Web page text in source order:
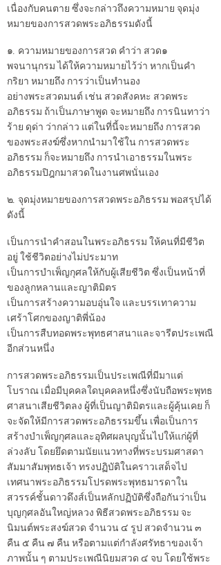
เนื่องกับคนตาย ซึ่งจะกล่าวถึงความหมาย จุดมุ่ง
หมายของการสวดพระอภิธรรมดังนี้
๑. ความหมายของการสวด คำว่า สวด๑
พจนานุกรม ได้ให้ความหมายไว้ว่า หากเป็นคำ
กริยา หมายถึง การว่าเป็นทำนอง
อย่างพระสวดมนต์ เช่น สวดสังคหะ สวดพระ
อภิธรรม ถ้าเป็นภาษาพูด จะหมายถึง การนินทาว่า
ร้าย ดุด่า ว่ากล่าว แต่ในที่นี้จะหมายถึง การสวด
ของพระสงฆ์ซึ่งหากนำมาใช้ใน การสวดพระ
อภิธรรม ก็จะหมายถึง การนำเอาธรรมในพระ
อภิธรรมปิฎกมาสวดในงานศพนั่นเอง
๒. จุดมุ่งหมายของการสวดพระอภิธรรม พอสรุปได้
ดังนี้
เป็นการนำคำสอนในพระอภิธรรม ให้คนที่มีชีวิต
อยู่ ใช้ชีวิตอย่างไม่ประมาท
เป็นการบำเพ็ญกุศลให้กับผู้เสียชีวิต ซึ่งเป็นหน้าที่
ของลูกหลานและญาติมิตร
เป็นการสร้างความอบอุ่นใจ และบรรเทาความ
เศร้าโศกของญาติพี่น้อง
เป็นการสืบทอดพระพุทธศาสนาและจารีตประเพณี
อีกส่วนหนึ่ง
การสวดพระอภิธรรมเป็นประเพณีที่มีมาแต่
โบราณ เมื่อมีบุคคลใดบุคคลหนึ่งซึ่งนับถือพระพุทธ
ศาสนาเสียชีวิตลง ผู้ที่เป็นญาติมิตรและผู้คุ้นเคย ก็
จะจัดให้มีการสวดพระอภิธรรมขึ้น เพื่อเป็นการ
สร้างบำเพ็ญกุศลและอุทิศผลบุญนั้นไปให้แก่ผู้ที่
ล่วงลับ โดยยึดตามนัยแนวทางที่พระบรมศาสดา
สัมมาสัมพุทธเจ้า ทรงปฏิบัติในคราวเสด็จไป
เทศนาพระอภิธรรมโปรดพระพุทธมารดาใน
สวรรค์ชั้นดาวดึงส์เป็นหลักปฏิบัติซึ่งถือกันว่าเป็น
บุญกุศลอันใหญ่หลวง พิธีสวดพระอภิธรรม จะ
นิมนต์พระสงฆ์สวด จำนวน ๔ รูป สวดจำนวน ๓
คืน ๕ คืน ๗ คืน หรือตามแต่กำลังศรัทธาของเจ้า
ภาพนั้น ๆ ตามประเพณีนิยมสวด ๔ จบ โดยใช้พระ